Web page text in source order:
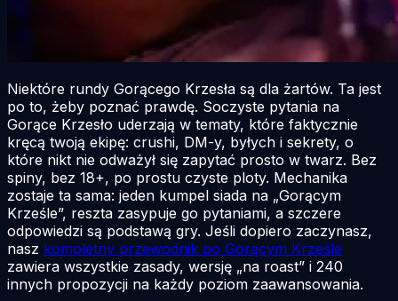
Niektóre rundy Gorącego Krzesła są dla żartów. Ta jest
po to, żeby poznać prawdę. Soczyste pytania na
Gorące Krzesło uderzają w tematy, które faktycznie
kręcą twoją ekipę: crushi, DM-y, byłych i sekrety, o
które nikt nie odważył się zapytać prosto w twarz. Bez
spiny, bez 18+, po prostu czyste ploty. Mechanika
zostaje ta sama: jeden kumpel siada na „Gorącym
Krześle”, reszta zasypuje go pytaniami, a szczere
odpowiedzi są podstawą gry. Jeśli dopiero zaczynasz,
nasz kompletny przewodnik po Gorącym Krześle
zawiera wszystkie zasady, wersję „na roast” i 240
innych propozycji na każdy poziom zaawansowania.